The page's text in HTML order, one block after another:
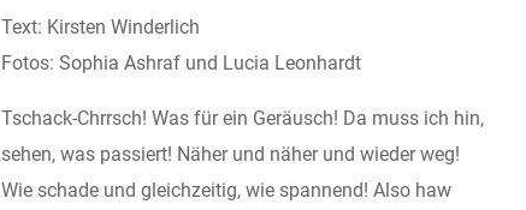
Text: Kirsten Winderlich
Fotos: Sophia Ashraf und Lucia Leonhardt
Tschack-Chrrsch! Was für ein Geräusch! Da muss ich hin,
sehen, was passiert! Näher und näher und wieder weg!
Wie schade und gleichzeitig, wie spannend! Also haw